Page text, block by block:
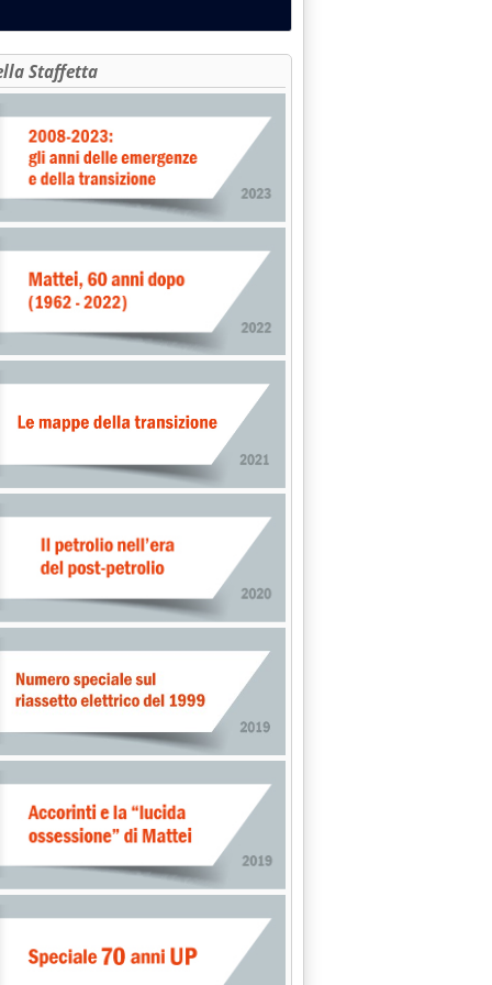
PETROLIFERI SUI MERCATI INTERNAZIONALI'
Staffetta